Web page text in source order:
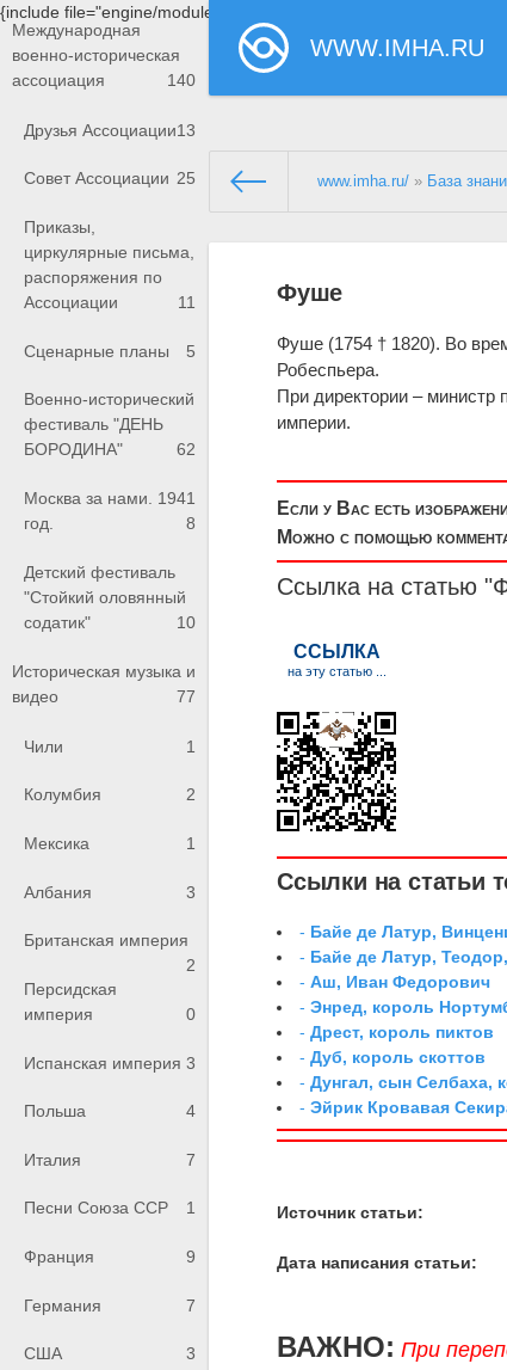
{include file="engine/modules/saperu/head.php"}
WWW.IMHA.RU
Международная
военно-историческая
ассоциация
140
Друзья Ассоциации13
Совет Ассоциации 25
Приказы,
циркулярные письма,
распоряжения по
Ассоциации
11
Сценарные планы 5
Военно-исторический
фестиваль "ДЕНЬ
БОРОДИНА"
62
Москва за нами. 1941
год.
8
Детский фестиваль
"Стойкий оловянный
содатик"
10
Историческая музыка и
видео
77
Чили 1
Колумбия 2
Мексика 1
Албания 3
Британская империя
2
Персидская
империя
0
Испанская империя 3
Польша 4
Италия 7
Песни Союза ССР 1
Франция 9
Германия 7
США 3
www.imha.ru/ » База
Фуше
Фуше (1754 † 1820). Во
Робеспьера.
При директории – министр
империи.
Если у Вас есть
Можно с помощью
Ссылка на статью
Ссылки на статьи
- Байе де Латур,
- Байе де Латур,
-Аш, Иван Федорович
-Энред, король
-Дрест, король пиктов
-Дуб, король скоттов
-Дунгал, сын Селбаха,
-Эйрик Кровавая
Источник статьи:
Дата написания статьи:
ВАЖНО: При